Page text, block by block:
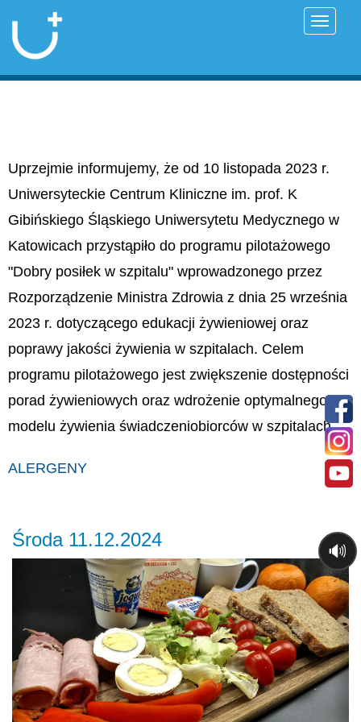
Uprzejmie informujemy, że od 10 listopada 2023 r.
Uniwersyteckie Centrum Kliniczne im. prof. K
Gibińskiego Śląskiego Uniwersytetu Medycznego w
Katowicach przystąpiło do programu pilotażowego
"Dobry posiłek w szpitalu" wprowadzonego przez
Rozporządzenie Ministra Zdrowia z dnia 25 września
2023 r. dotyczącego edukacji żywieniowej oraz
poprawy jakości żywienia w szpitalach. Celem
programu pilotażowego jest zwiększenie dostępności
porad żywieniowych oraz wdrożenie optymalnego
modelu żywienia świadczeniobiorców w szpitalach.
ALERGENY
Środa 11.12.2024
🔊